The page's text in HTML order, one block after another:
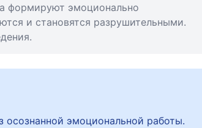
формируют эмоционально
и становятся разрушительными.
осознанной эмоциональной работы.